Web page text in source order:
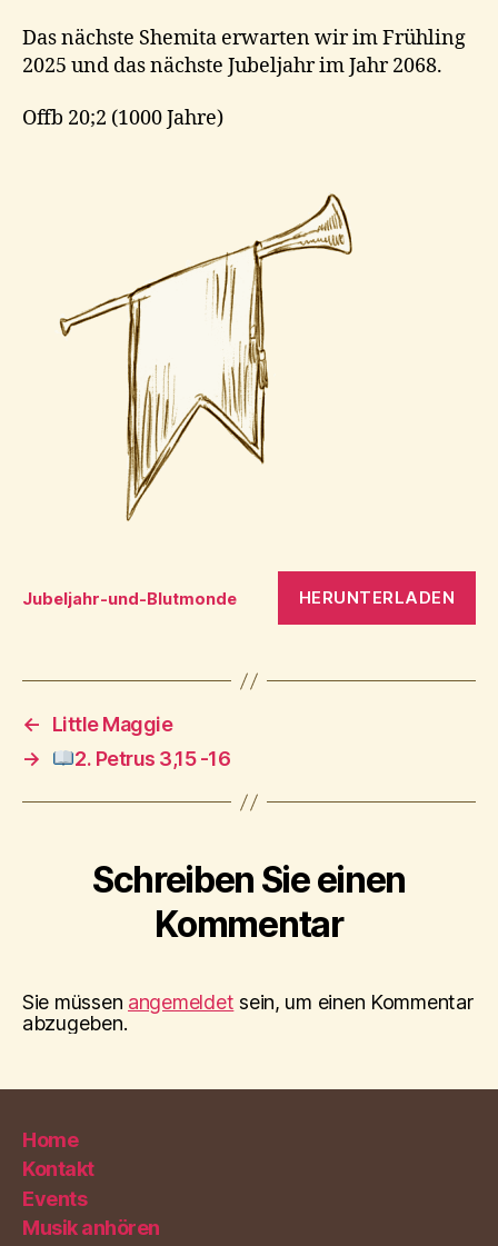
Das nächste Shemita erwarten wir im Frühling
2025 und das nächste Jubeljahr im Jahr 2068.
Offb 20;2 (1000 Jahre)
Jubeljahr-und-Blutmonde HERUNTERLADEN
←
Little Maggie
→
2. Petrus 3,15 -16
Schreiben Sie einen
Kommentar
Sie müssen angemeldet sein, um einen Kommentar
abzugeben.
Home
Kontakt
Events
Musik anhören